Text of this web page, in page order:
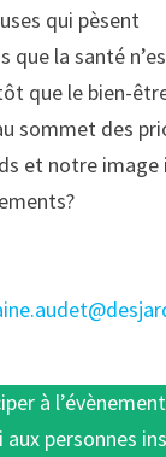
qui pèsent
que la santé
que le bien-
sommet des
et notre image
à
aux personnes